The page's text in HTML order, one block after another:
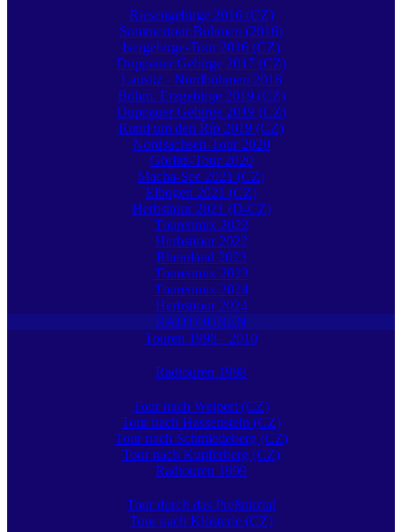
Riesengebirge 2016 (CZ)
Sommertour Böhmen (2016)
Isergebirge-Tour 2016 (CZ)
Duppauer Gebirge 2017 (CZ)
Lausitz - Nordböhmen 2018
Böhm. Erzgebirge 2019 (CZ)
Duppauer Gebirge 2019 (CZ)
Rund um den Říp 2019 (CZ)
Nordsachsen-Tour 2020
Görlitz-Tour 2020
Macha-See 2021 (CZ)
Elbogen 2021 (CZ)
Herbsttour 2021 (D-CZ)
Tourenmix 2022
Herbsttour 2022
Rheinland 2023
Tourenmix 2023
Tourenmix 2024
Herbsttour 2024
RADTOUREN
Touren 1998 - 2010
Radtouren 1998
Tour nach Weipert (CZ)
Tour nach Hassenstein (CZ)
Tour nach Schmiedeberg (CZ)
Tour nach Kupferberg (CZ)
Radtouren 1999
Tour durch das Preßnitztal
Tour nach Klösterle (CZ)